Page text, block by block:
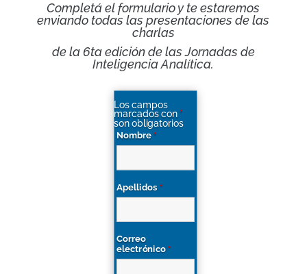
Completá el formulario y te estaremos
enviando todas las presentaciones de las
charlas
de la 6ta edición de las Jornadas de
Inteligencia Analítica.
Los campos
marcados con *
son obligatorios
Nombre*
Apellidos *
Correo
electrónico*